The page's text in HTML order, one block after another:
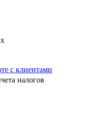
с клиентами
налогов